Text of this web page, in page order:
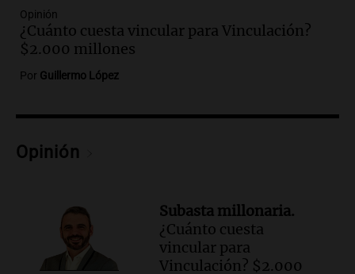
en un contexto de crisis económica
Panorama Federal
Episodios
Audio. Audiencia por tragedia vial en
Altas Cumbres: peritos analizan
Panorama Federal
Audio.
por estafa piramidal millonaria
Panorama Federal
Episodios
Audio.
Detienen a pareja en Alderete por
Opinión
¿Cuánto cuesta vincular para Vinculación?
$2.000 millones
Por Guillermo López
Opinión
Subasta millonaria.
¿Cuánto cuesta
vincular para
Vinculación? $2.000